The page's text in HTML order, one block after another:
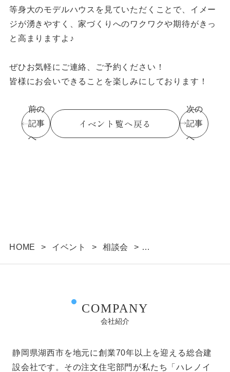
等身大のモデルハウスを見ていただくことで、イメー
ジが湧きやすく、家づくりへのワクワクや期待がきっ
と高まりますよ♪
ぜひお気軽にご連絡、ご予約ください！
皆様にお会いできることを楽しみにしております！
前の
記事
へ
イベント覧へ戻る
次の
記事
へ
HOME > イベント > 相談会
>
【予約不要】家づくり無料相談会開催 7月21日～
COMPANY
会社紹介
静岡県湖西市を地元に創業70年以上を迎える総合建
設会社です。その注文住宅部門が私たち「ハレノイ